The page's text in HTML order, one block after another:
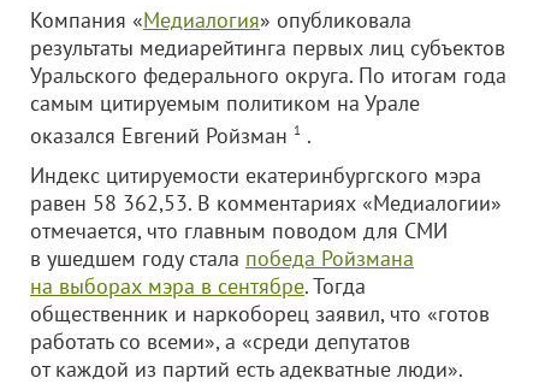
Компания «Медиалогия» опубликовала
результаты медиарейтинга первых лиц субъектов
Уральского федерального округа. По итогам года
самым цитируемым политиком на Урале
оказался Евгений Ройзман 1 .
Индекс цитируемости екатеринбургского мэра
равен 58 362,53. В комментариях «Медиалогии»
отмечается, что главным поводом для СМИ
в ушедшем году стала победа Ройзмана
на выборах мэра в сентябре. Тогда
общественник и наркоборец заявил, что «готов
работать со всеми», а «среди депутатов
от каждой из партий есть адекватные люди».